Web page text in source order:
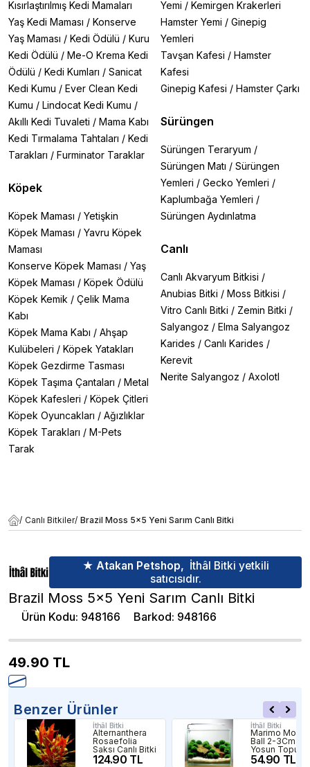
Kısırlaştırılmış Kedi Mamaları
Yaş Kedi Maması / Konserve
Yaş Maması / Kedi Ödülü / Kuru
Kedi Ödülü / Me-O Krema Kedi
Ödülü / Kedi Kumları / Sanicat
Kedi Kumu / Ever Clean Kedi
Kumu / Lindocat Kedi Kumu /
Akıllı Kedi Tuvaleti / Mama Kabı
Kedi Tırmalama Tahtaları / Kedi
Tarakları / Furminator Taraklar
Köpek
Köpek Maması / Yetişkin
Köpek Maması / Yavru Köpek
Maması
Konserve Köpek Maması / Yaş
Köpek Maması / Köpek Ödülü
Köpek Kemik / Çelik Mama
Kabı
Köpek Mama Kabı / Ahşap
Kulübeleri / Köpek Yatakları
Köpek Gezdirme Tasması
Köpek Taşıma Çantaları / Metal
Köpek Kafesleri / Köpek Çitleri
Köpek Oyuncakları / Ağızlıklar
Köpek Tarakları / M-Pets
Tarak
Yemi / Kemirgen Krakerleri
Hamster Yemi / Ginepig
Yemleri
Tavşan Kafesi / Hamster
Kafesi
Ginepig Kafesi / Hamster Çarkı
Sürüngen
Sürüngen Teraryum /
Sürüngen Matı / Sürüngen
Yemleri / Gecko Yemleri /
Kaplumbağa Yemleri /
Sürüngen Aydınlatma
Canlı
Canlı Akvaryum Bitkisi /
Anubias Bitki / Moss Bitkisi /
Vitro Canlı Bitki / Zemin Bitki /
Salyangoz / Elma Salyangoz
Karides / Canlı Karides /
Kerevit
Nerite Salyangoz / Axolotl
/ Canlı Bitkiler/ Brazil Moss 5x5 Yeni Sarım Canlı Bitki
★ Atakan Petshop, İthâl Bitki yetkili
satıcısıdır.
Brazil Moss 5x5 Yeni Sarım Canlı Bitki
Ürün Kodu: 948166 Barkod: 948166
49.90 TL
Benzer Ürünler
İthâl Bitki
Alternanthera
Rosaefolia
Saksı Canlı Bitki
124.90 TL
İthâl Bitki
Marimo Moss
Ball 2-3Cm
Yosun Topu
Canlı Bitki
54.90 TL